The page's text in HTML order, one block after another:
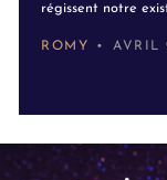
régissent notre
ROMY AVRIL